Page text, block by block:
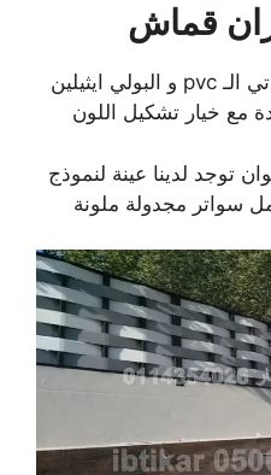
قماش
عمل سواتر قماش من مادتي الـ pvc و البولي ايثيلين
مع خيار تشكيل اللون
توجد لدينا عينة لنموذج
مجدولة ملونة